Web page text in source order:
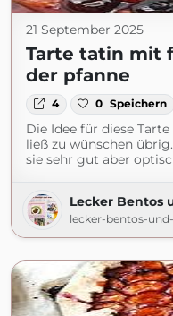
21 September 2025
Tarte tatin mit
der pfanne
4 0 Speichern
Die Idee für diese
ließ zu wünschen
sie sehr gut aber
Lecker Bentos
lecker-bentos-